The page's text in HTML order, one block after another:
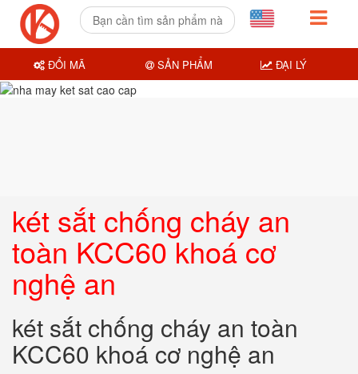
két sắt chống cháy an
toàn KCC60 khoá cơ
nghệ an
két sắt chống cháy an toàn
KCC60 khoá cơ nghệ an
ĐỔI MÃ SẢN PHẨM ĐẠI LÝ